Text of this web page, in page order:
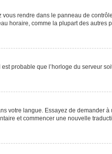
rendre dans le panneau de
horaire, comme la plupart des autres
probable que l’horloge du serveur
votre langue. Essayez de demander
et commencer une nouvelle